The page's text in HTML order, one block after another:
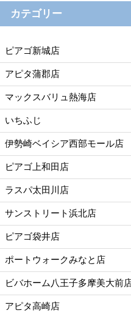
カテゴリー
ピアゴ新城店
アピタ蒲郡店
マックスバリュ熱海店
いちふじ
伊勢崎ベイシア西部モール店
ピアゴ上和田店
ラスパ太田川店
サンストリート浜北店
ピアゴ袋井店
ポートウォークみなと店
ビバホーム八王子多摩美大前
アピタ高崎店